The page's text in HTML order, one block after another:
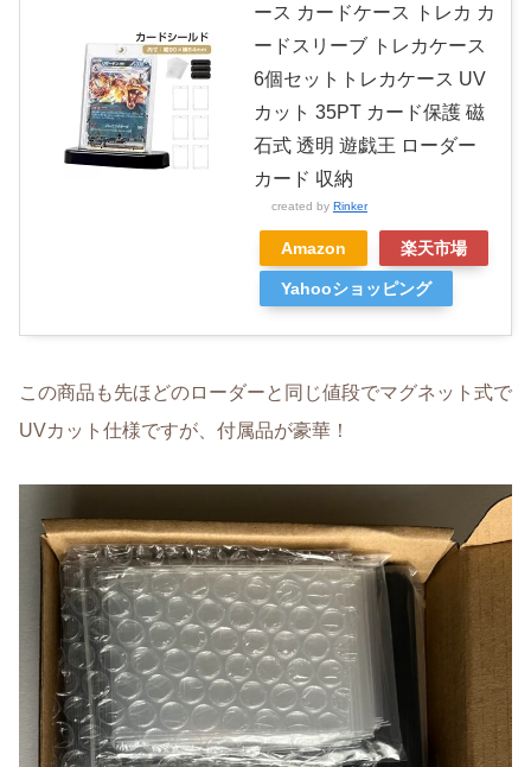
ース カードケース トレカ カ
ードスリーブ トレカケース
6個セットトレカケース UV
カット 35PT カード保護 磁
石式 透明 遊戯王 ローダー
カード 収納
created by Rinker
Amazon 楽天市場
Yahooショッピング
この商品も先ほどのローダーと同じ値段でマグネット式で
UVカット仕様ですが、付属品が豪華！